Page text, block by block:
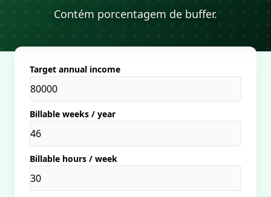
Contém porcentagem de buffer.
Target annual income
Billable weeks / year
Billable hours / week